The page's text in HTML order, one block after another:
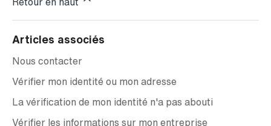
Articles associés
Nous contacter
Vérifier mon identité ou mon adresse
La vérification de mon identité n'a pas abouti
Vérifier les informations sur mon entreprise